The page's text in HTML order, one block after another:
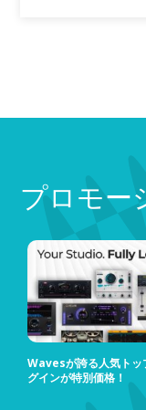
プロモー
Wavesが誇る人気トッ
グインが特別価格！